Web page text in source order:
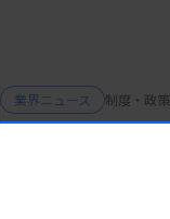
業界ニュース 制度・政策